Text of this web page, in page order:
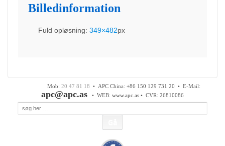
Billedinformation
Fuld opløsning: 349×482px
Mob: 20 47 81 18 • APC China: +86 150 129 731 20 • E-Mail:
apc@apc.as • WEB: www.apc.as • CVR: 26810086
efter: